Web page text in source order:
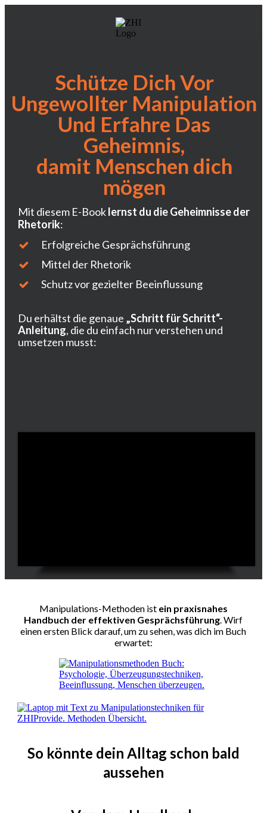
Schütze Dich Vor
Ungewollter Manipulation
Und Erfahre Das
Geheimnis,
damit Menschen dich
mögen
Mit diesem E-Booklernst du die Geheimnisse der
Rhetorik:
Erfolgreiche Gesprächsführung
Mittel der Rhetorik
Schutz vor gezielter Beeinflussung
Du erhältst die genaue „Schritt für Schritt“-
Anleitung, die du einfach nur verstehen und
umsetzen musst:
Manipulations-Methoden ist ein praxisnahes
Handbuch der effektiven Gesprächsführung. Wirf
einen ersten Blick darauf, um zu sehen, was dich im Buch
erwartet:
So könnte dein Alltag schon bald
aussehen